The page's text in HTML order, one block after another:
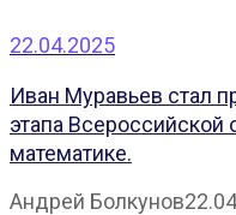
22.04.2025
Иван Муравьев стал
этапа
математике.
Андрей Болкунов